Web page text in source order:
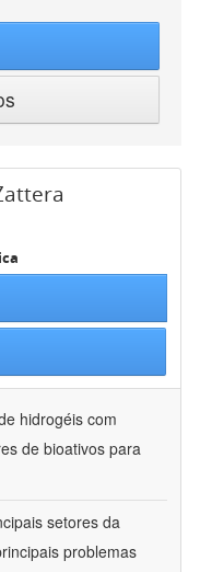
hidrogéis com
de bioativos para
setores da
problemas